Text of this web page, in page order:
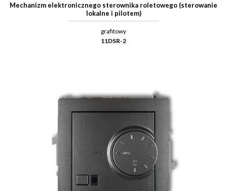
Mechanizm elektronicznego sterownika roletowego (sterowanie
lokalne i pilotem)
grafitowy
11DSR-2